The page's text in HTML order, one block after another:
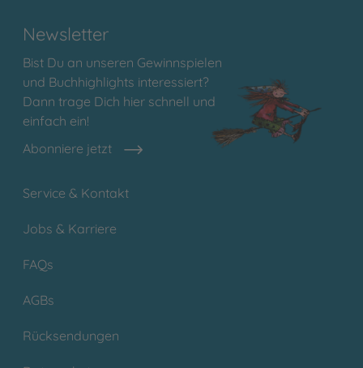
Newsletter
Bist Du an unseren Gewinnspielen
und Buchhighlights interessiert?
Dann trage Dich hier schnell und
einfach ein!
Abonniere jetzt
Service & Kontakt
Jobs & Karriere
FAQs
AGBs
Rücksendungen